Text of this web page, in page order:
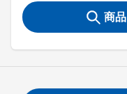
商